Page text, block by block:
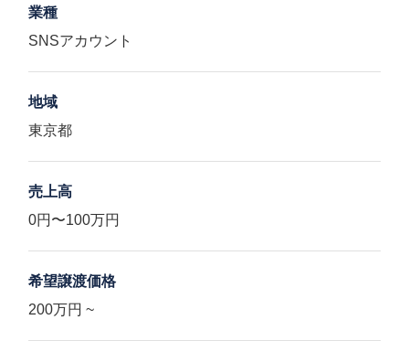
業種
SNSアカウント
地域
東京都
売上高
0円〜100万円
希望譲渡価格
200万円 ~